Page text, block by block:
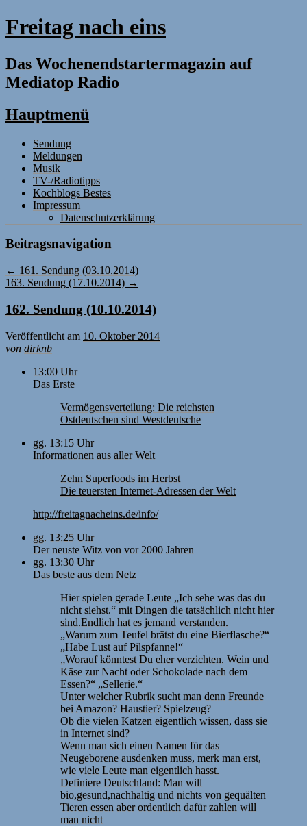
Freitag nach eins
Das Wochenendstartermagazin auf
Mediatop Radio
Hauptmenü
Zum
Inhalt
springen
Sendung
Meldungen
Musik
TV-/Radiotipps
Kochblogs Bestes
Impressum
Datenschutzerklärung
Beitragsnavigation
← 161. Sendung (03.10.2014)
163. Sendung (17.10.2014) →
162. Sendung (10.10.2014)
Veröffentlicht am 10. Oktober 2014
von dirknb
13:00 Uhr
Das Erste
Vermögensverteilung: Die reichsten
Ostdeutschen sind Westdeutsche
gg. 13:15 Uhr
Informationen aus aller Welt
Zehn Superfoods im Herbst
Die teuersten Internet-Adressen der Welt
http://freitagnacheins.de/info/
gg. 13:25 Uhr
Der neuste Witz von vor 2000 Jahren
gg. 13:30 Uhr
Das beste aus dem Netz
Hier spielen gerade Leute „Ich sehe was das du
nicht siehst.“ mit Dingen die tatsächlich nicht hier
sind.Endlich hat es jemand verstanden.
„Warum zum Teufel brätst du eine Bierflasche?“
„Habe Lust auf Pilspfanne!“
„Worauf könntest Du eher verzichten. Wein und
Käse zur Nacht oder Schokolade nach dem
Essen?“ „Sellerie.“
Unter welcher Rubrik sucht man denn Freunde
bei Amazon? Haustier? Spielzeug?
Ob die vielen Katzen eigentlich wissen, dass sie
in Internet sind?
Wenn man sich einen Namen für das
Neugeborene ausdenken muss, merk man erst,
wie viele Leute man eigentlich hasst.
Definiere Deutschland: Man will
bio,gesund,nachhaltig und nichts von gequälten
Tieren essen aber ordentlich dafür zahlen will
man nicht